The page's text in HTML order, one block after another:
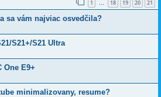
1 … 18 19 20 21
sa vám najviac osvedčila?
S21+/S21 Ultra
One E9+
minimalizovany, resume?